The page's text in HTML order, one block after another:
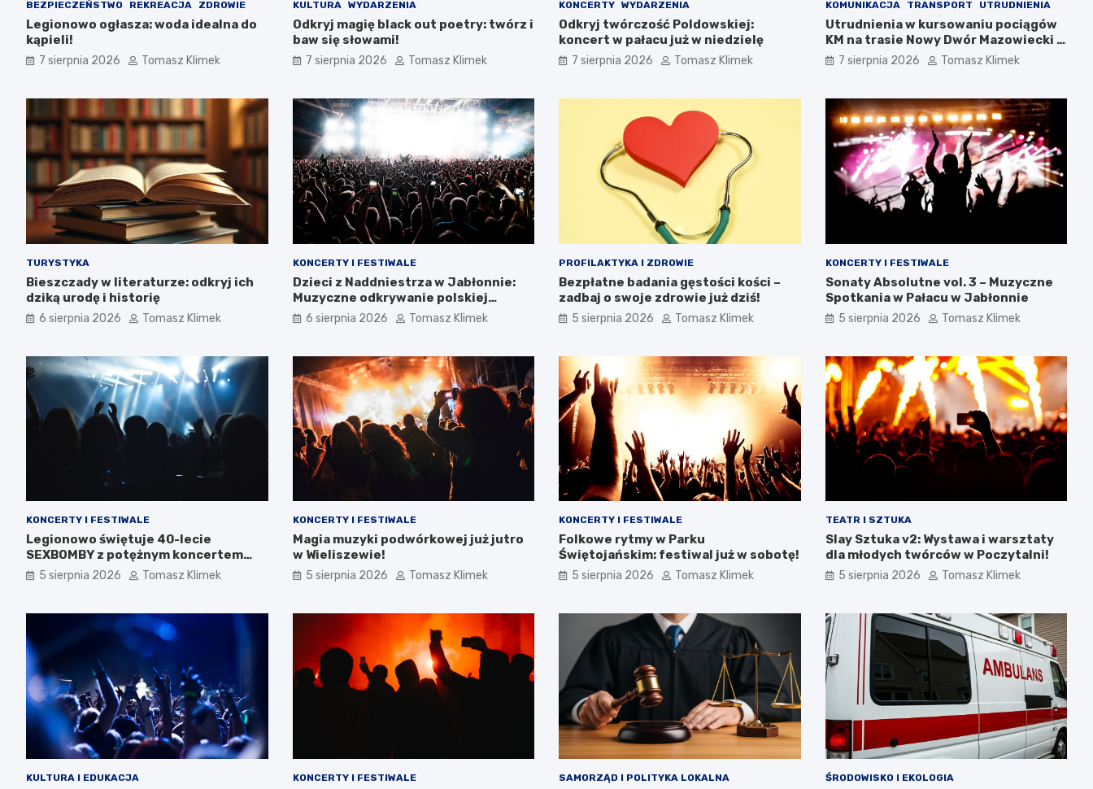
BEZPIECZEŃSTWO REKREACJA ZDROWIE
Legionowo ogłasza: woda idealna do
kąpieli!
7 sierpnia 2026 Tomasz Klimek
KULTURA WYDARZENIA
Odkryj magię black out poetry: twórz i
baw się słowami!
7 sierpnia 2026 Tomasz Klimek
KONCERTY WYDARZENIA
Odkryj twórczość Poldowskiej:
koncert w pałacu już w niedzielę
7 sierpnia 2026 Tomasz Klimek
KOMUNIKACJA TRANSPORT UTRUDNIENIA
Utrudnienia w kursowaniu pociągów
KM na trasie Nowy Dwór Mazowiecki –
Chotomów
7 sierpnia 2026 Tomasz Klimek
TURYSTYKA
Bieszczady w literaturze: odkryj ich
dziką urodę i historię
6 sierpnia 2026 Tomasz Klimek
KONCERTY I FESTIWALE
Dzieci z Naddniestrza w Jabłonnie:
Muzyczne odkrywanie polskiej
tożsamości
6 sierpnia 2026 Tomasz Klimek
PROFILAKTYKA I ZDROWIE
Bezpłatne badania gęstości kości –
zadbaj o swoje zdrowie już dziś!
5 sierpnia 2026 Tomasz Klimek
KONCERTY I FESTIWALE
Sonaty Absolutne vol. 3 – Muzyczne
Spotkania w Pałacu w Jabłonnie
5 sierpnia 2026 Tomasz Klimek
KONCERTY I FESTIWALE
Legionowo świętuje 40-lecie
SEXBOMBY z potężnym koncertem
punk rockowym!
5 sierpnia 2026 Tomasz Klimek
KONCERTY I FESTIWALE
Magia muzyki podwórkowej już jutro
w Wieliszewie!
5 sierpnia 2026 Tomasz Klimek
KONCERTY I FESTIWALE
Folkowe rytmy w Parku
Świętojańskim: festiwal już w sobotę!
5 sierpnia 2026 Tomasz Klimek
TEATR I SZTUKA
Slay Sztuka v2: Wystawa i warsztaty
dla młodych twórców w Poczytalni!
5 sierpnia 2026 Tomasz Klimek
KULTURA I EDUKACJA KONCERTY I FESTIWALE SAMORZĄD I POLITYKA LOKALNA ŚRODOWISKO I EKOLOGIA